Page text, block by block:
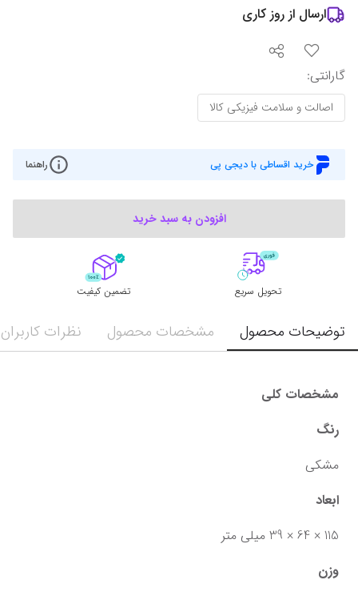
ارسال از روز کاری
گارانتی‌:
اصالت و سلامت فیزیکی کالا
خرید اقساطی با دیجی پی راهنما
افزودن به سبد خرید
تحویل سریع تضمین کیفیت
توضیحات محصول مشخصات محصول نظرات کاربران
مشخصات کلی
رنگ
مشکی
ابعاد
115 × 64 × 39 میلی متر
وزن